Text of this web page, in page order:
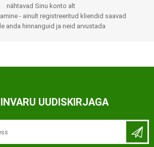
nähtavad Sinu konto alt
- ainult registreeritud kliendid saavad
anda hinnanguid ja neid arvustada
UUDISKIRJAGA